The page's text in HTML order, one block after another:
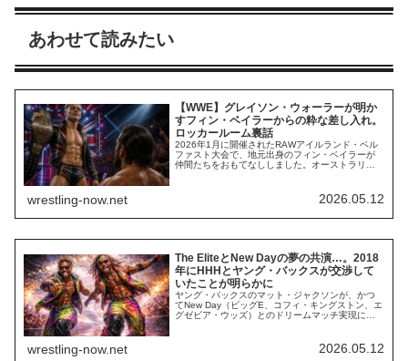
あわせて読みたい
【WWE】グレイソン・ウォーラーが明か
すフィン・ベイラーからの粋な差し入れ。
ロッカールーム裏話
2026年1月に開催されたRAWアイルランド・ベル
ファスト大会で、地元出身のフィン・ベイラーが
仲間たちをおもてなししました。オーストラリア
て靴から酒を飲む儀式）をさせることで知られて
います。しかし、ベルファスト大会での祝杯は普
wrestling-now.net 2026.05.12
The EliteとNew Dayの夢の共演…。2018
年にHHHとヤング・バックスが交渉して
いたことが明らかに
ヤング・バックスのマット・ジャクソンが、かつ
てNew Day（ビッグE、コフィ・キングストン、エ
グゼビア・ウッズ）とのドリームマッチ実現に向
Elite」の最新エピソードでマットが明かしたの
は、2018年にWWEのHHHと直接交渉し、The
wrestling-now.net 2026.05.12